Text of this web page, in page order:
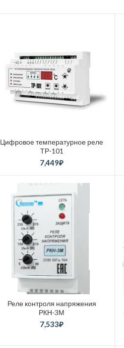
Цифровое температурное реле
ТР-101
7,449₽
Реле контроля напряжения
РКН-3М
7,533₽